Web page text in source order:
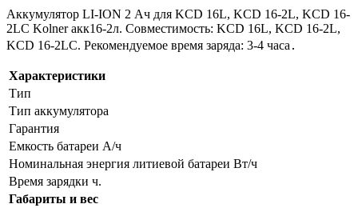
Аккумулятор LI-ION 2 Ач для KCD 16L, KCD 16-2L, KCD 16-
2LC Kolner акк16-2л. Совместимость: KCD 16L, KCD 16-2L,
KCD 16-2LC. Рекомендуемое время заряда: 3-4 часа․
Характеристики
Тип
Тип аккумулятора
Гарантия
Емкость батареи А/ч
Номинальная энергия литиевой батареи Вт/ч
Время зарядки ч.
Габариты и вес